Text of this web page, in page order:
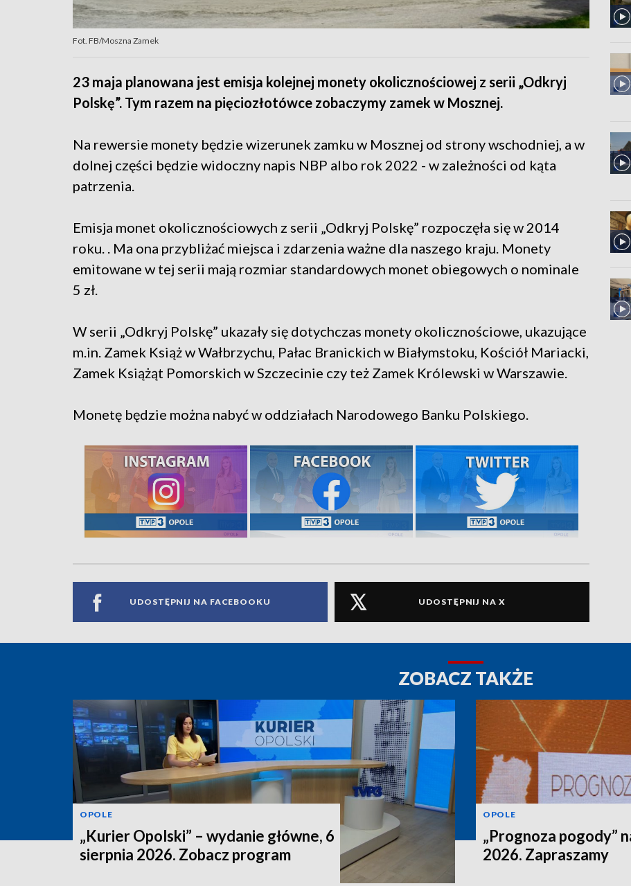
Fot. FB/Moszna Zamek
23 maja planowana jest emisja kolejnej monety okolicznościowej z serii „Odkryj
Polskę”. Tym razem na pięciozłotówce zobaczymy zamek w Mosznej.
Na rewersie monety będzie wizerunek zamku w Mosznej od strony wschodniej, a w
dolnej części będzie widoczny napis NBP albo rok 2022 - w zależności od kąta
patrzenia.
Emisja monet okolicznościowych z serii „Odkryj Polskę” rozpoczęła się w 2014
roku. . Ma ona przybliżać miejsca i zdarzenia ważne dla naszego kraju. Monety
emitowane w tej serii mają rozmiar standardowych monet obiegowych o nominale
5 zł.
W serii „Odkryj Polskę” ukazały się dotychczas monety okolicznościowe, ukazujące
m.in. Zamek Książ w Wałbrzychu, Pałac Branickich w Białymstoku, Kościół Mariacki,
Zamek Książąt Pomorskich w Szczecinie czy też Zamek Królewski w Warszawie.
Monetę będzie można nabyć w oddziałach Narodowego Banku Polskiego.
UDOSTĘPNIJ NA FACEBOOKU UDOSTĘPNIJ NA X
ZOBACZ TAKŻE
OPOLE
„Kurier Opolski” – wydanie główne, 6
sierpnia 2026. Zobacz program
OPOLE
„Prognoza pogody”
2026. Zapraszamy